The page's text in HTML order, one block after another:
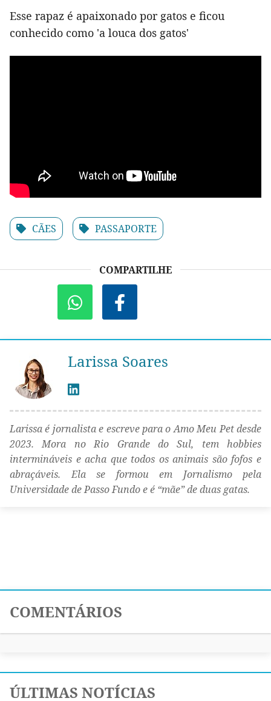
Esse rapaz é apaixonado por gatos e ficou
conhecido como 'a louca dos gatos'
CÃES PASSAPORTE
COMPARTILHE
Larissa Soares
Larissa é jornalista e escreve para o Amo Meu Pet desde
2023. Mora no Rio Grande do Sul, tem hobbies
intermináveis e acha que todos os animais são fofos e
abraçáveis. Ela se formou em Jornalismo pela
Universidade de Passo Fundo e é “mãe” de duas gatas.
COMENTÁRIOS
ÚLTIMAS NOTÍCIAS